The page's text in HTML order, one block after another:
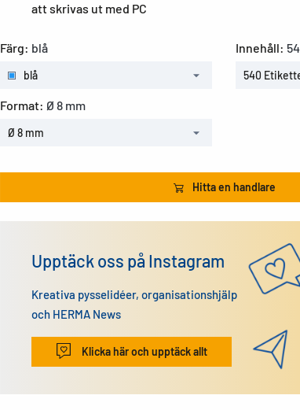
att skrivas ut med PC
Färg: blå
blå
Innehåll:
540
Format: Ø 8 mm
Ø 8 mm
Hitta en handlare
Upptäck oss på Instagram
Kreativa pysselidéer, organisationshjälp
och HERMA News
Klicka här och upptäck allt